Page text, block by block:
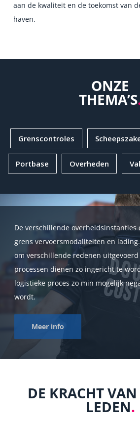
aan de kwaliteit en de toekomst van
haven.
ONZE
THEMA’S
Grenscontroles
Portbase Overheden
De verschillende overheidsinstanties
grens vervoersmodaliteiten en
om verschillende redenen
processen dienen zo ingericht te
logistieke proces zo min mogelijk
wordt.
Meer info
DE KRACHT
LEDEN.